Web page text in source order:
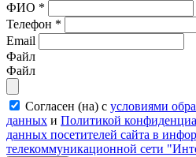
ФИО *
Телефон *
Email
Файл
Файл
Согласен (на) с условиями
данных и Политикой
данных посетителей сайта в
телекоммуникационной сети